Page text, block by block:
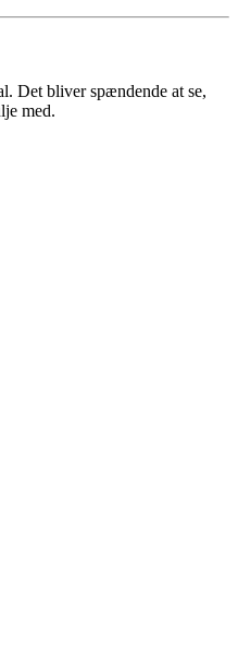
Det bliver spændende at se,
med.